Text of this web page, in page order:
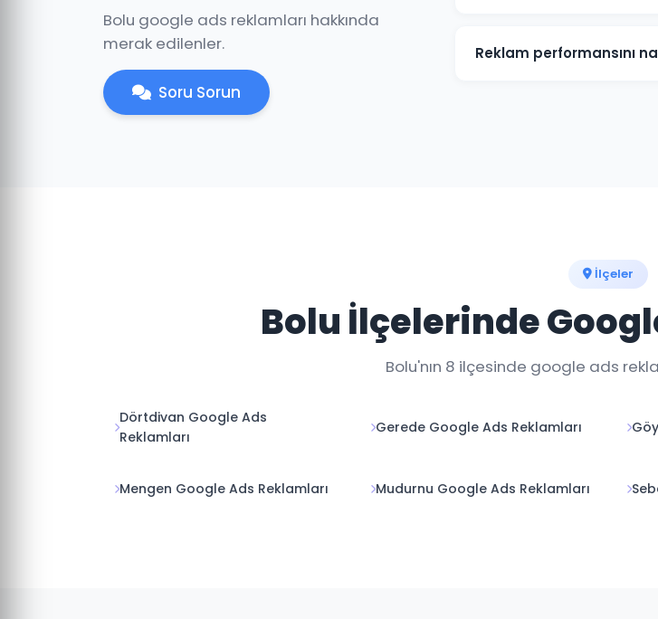
Bolu google ads reklamları hakkında
merak edilenler.
Soru Sorun
zaman sizindir.
Reklam performansını
İlçeler
Bolu İlçelerinde
Bolu'nın 8 ilçesinde google ads
Dörtdivan Google Ads
Reklamları
Gerede Google Ads Reklamları
Mengen Google Ads Reklamları Mudurnu Google Ads Reklamları